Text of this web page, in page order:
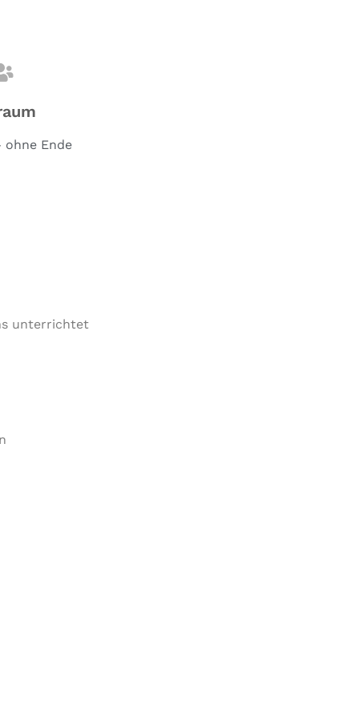
ohne Ende
unterrichtet